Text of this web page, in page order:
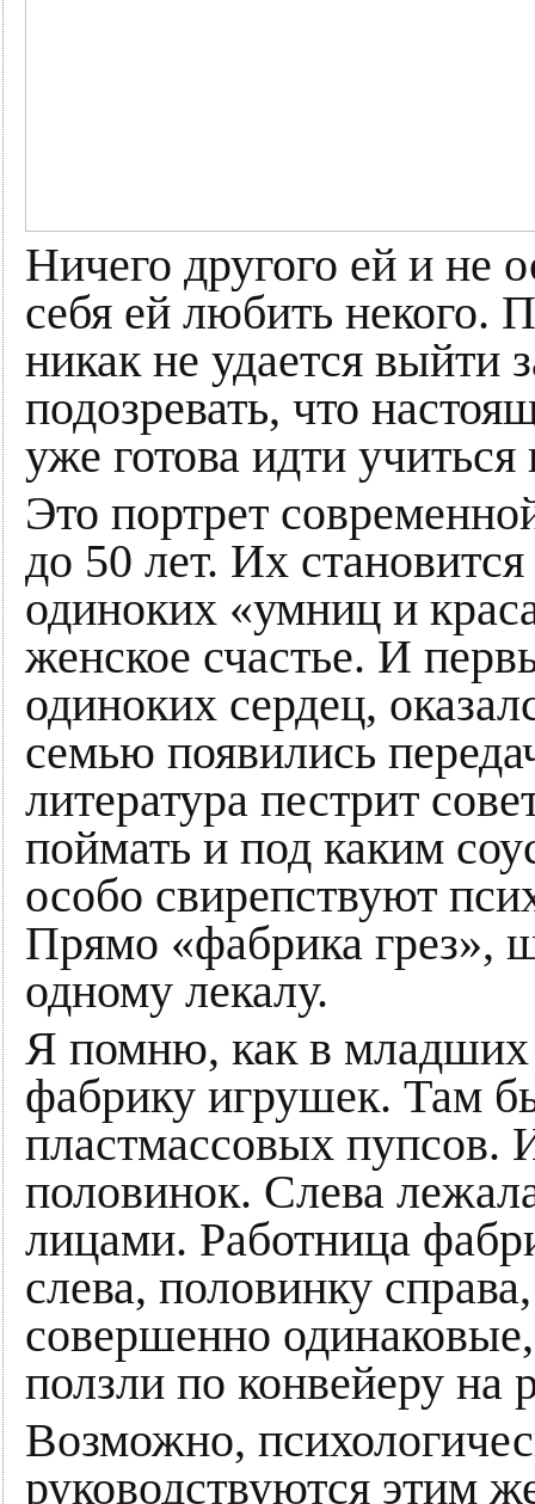
Ничего другого ей и не
себя ей любить некого.
никак не удается выйти
подозревать, что
уже готова идти
Это портрет
до 50 лет. Их
одиноких «умниц и
женское счастье. И
одиноких сердец,
семью появились
литература пестрит
поймать и под каким
особо свирепствуют
Прямо «фабрика грез»,
одному лекалу.
Я помню, как в младших
фабрику игрушек. Там
пластмассовых пупсов.
половинок. Слева
лицами. Работница
слева, половинку
совершенно
ползли по конвейеру на
Возможно,
руководствуются этим